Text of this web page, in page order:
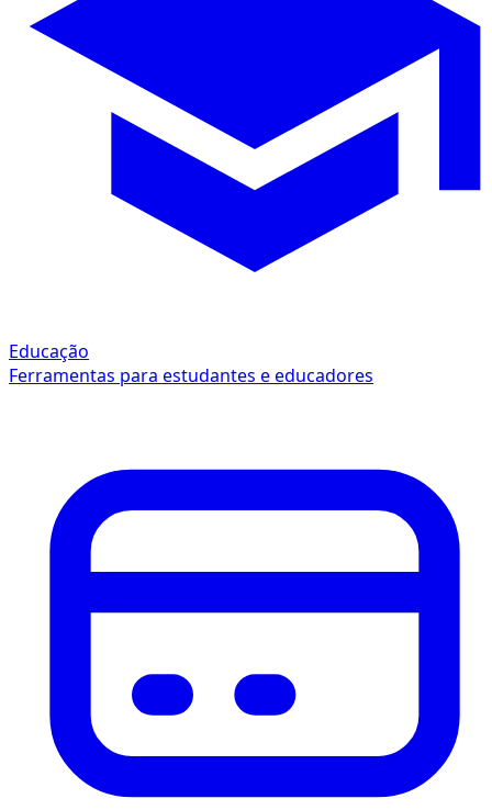
Educação
Ferramentas para estudantes e educadores